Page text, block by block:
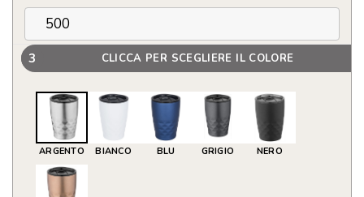
3 CLICCA PER SCEGLIERE IL COLORE
ARGENTO BIANCO BLU GRIGIO NERO